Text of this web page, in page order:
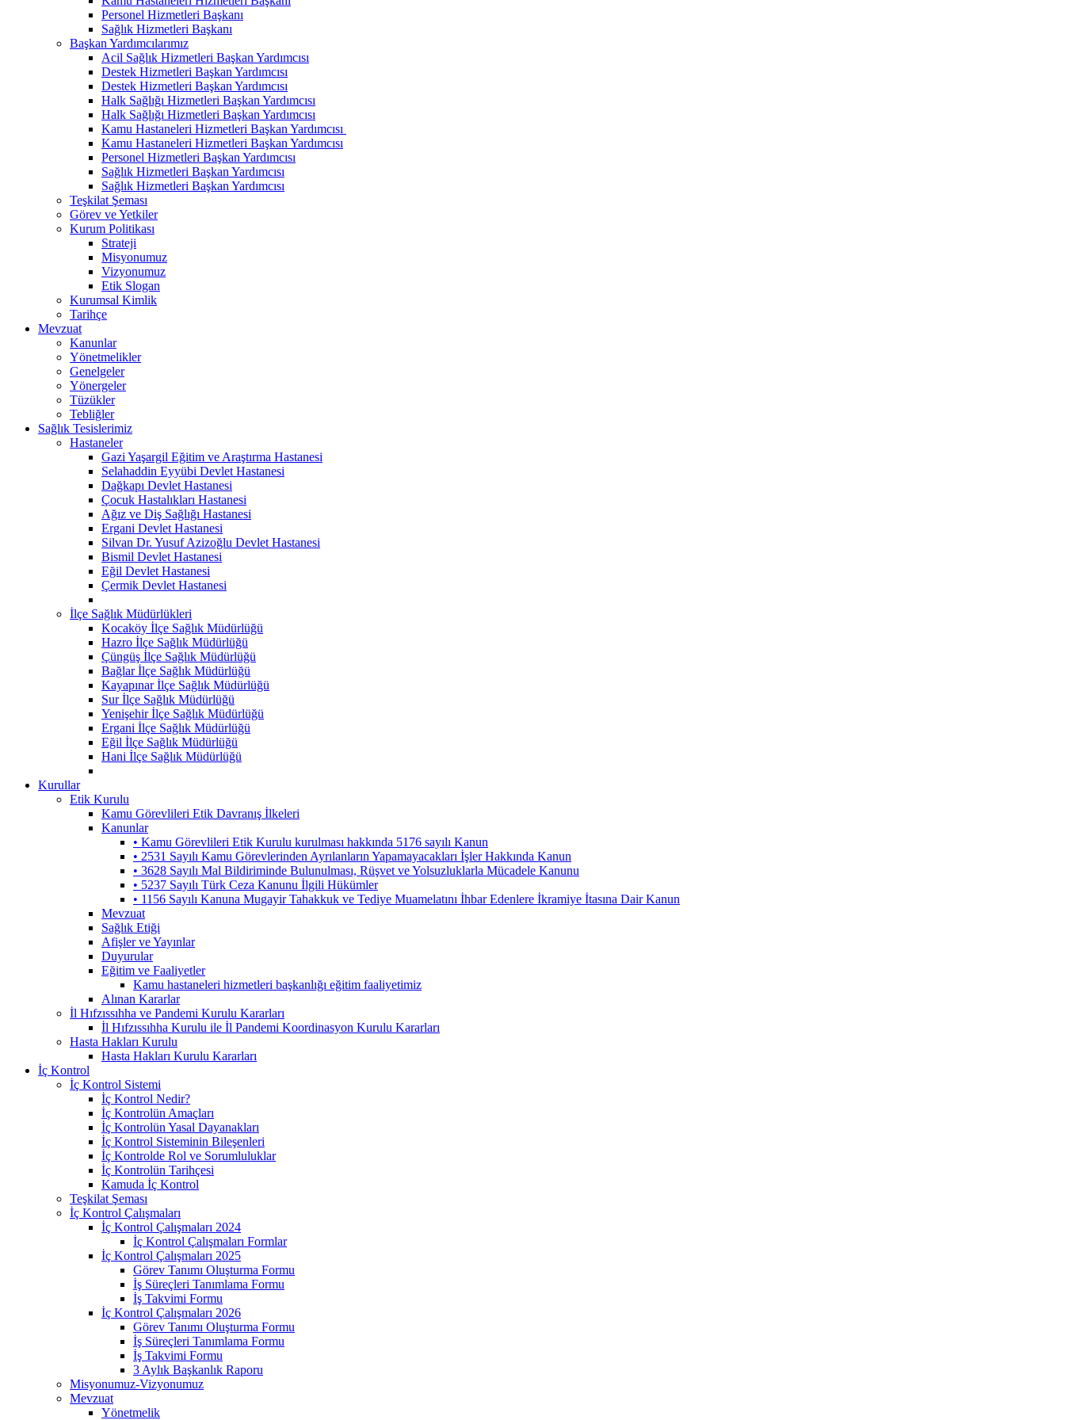
Personel Hizmetleri Başkanı
Sağlık Hizmetleri Başkanı
Başkan Yardımcılarımız
Acil Sağlık Hizmetleri Başkan Yardımcısı
Destek Hizmetleri Başkan Yardımcısı
Destek Hizmetleri Başkan Yardımcısı
Halk Sağlığı Hizmetleri Başkan Yardımcısı
Halk Sağlığı Hizmetleri Başkan Yardımcısı
Kamu Hastaneleri Hizmetleri Başkan Yardımcısı ​
Kamu Hastaneleri Hizmetleri Başkan Yardımcısı
Personel Hizmetleri Başkan Yardımcısı
Sağlık Hizmetleri Başkan Yardımcısı
Sağlık Hizmetleri Başkan Yardımcısı
Teşkilat Şeması
Görev ve Yetkiler
Kurum Politikası
Strateji
Misyonumuz
Vizyonumuz
Etik Slogan
Kurumsal Kimlik
Tarihçe
Mevzuat
Kanunlar
Yönetmelikler
Genelgeler
Yönergeler
Tüzükler
Tebliğler
Sağlık Tesislerimiz
Hastaneler
Gazi Yaşargil Eğitim ve Araştırma Hastanesi
Selahaddin Eyyübi Devlet Hastanesi
Dağkapı Devlet Hastanesi
Çocuk Hastalıkları Hastanesi
Ağız ve Diş Sağlığı Hastanesi
Ergani Devlet Hastanesi
Silvan Dr. Yusuf Azizoğlu Devlet Hastanesi
Bismil Devlet Hastanesi
Eğil Devlet Hastanesi
Çermik Devlet Hastanesi
İlçe Sağlık Müdürlükleri
Kocaköy İlçe Sağlık Müdürlüğü
Hazro İlçe Sağlık Müdürlüğü
Çüngüş İlçe Sağlık Müdürlüğü
Bağlar İlçe Sağlık Müdürlüğü
Kayapınar İlçe Sağlık Müdürlüğü
Sur İlçe Sağlık Müdürlüğü
Yenişehir İlçe Sağlık Müdürlüğü
Ergani İlçe Sağlık Müdürlüğü
Eğil İlçe Sağlık Müdürlüğü
Hani İlçe Sağlık Müdürlüğü
Kurullar
Etik Kurulu
Kamu Görevlileri Etik Davranış İlkeleri
Kanunlar
• Kamu Görevlileri Etik Kurulu kurulması hakkında 5176 sayılı Kanun
• 2531 Sayılı Kamu Görevlerinden Ayrılanların Yapamayacakları İşler Hakkında Kanun
• 3628 Sayılı Mal Bildiriminde Bulunulması, Rüşvet ve Yolsuzluklarla Mücadele Kanunu
• 5237 Sayılı Türk Ceza Kanunu İlgili Hükümler
• 1156 Sayılı Kanuna Mugayir Tahakkuk ve Tediye Muamelatını İhbar Edenlere İkramiye İtasına Dair Kanun
Mevzuat
Sağlık Etiği
Afişler ve Yayınlar
Duyurular
Eğitim ve Faaliyetler
Kamu hastaneleri hizmetleri başkanlığı eğitim faaliyetimiz
Alınan Kararlar
İl Hıfzıssıhha ve Pandemi Kurulu Kararları
İl Hıfzıssıhha Kurulu ile İl Pandemi Koordinasyon Kurulu Kararları
Hasta Hakları Kurulu
Hasta Hakları Kurulu Kararları
İç Kontrol
İç Kontrol Sistemi
İç Kontrol Nedir?
İç Kontrolün Amaçları
İç Kontrolün Yasal Dayanakları
İç Kontrol Sisteminin Bileşenleri
İç Kontrolde Rol ve Sorumluluklar
İç Kontrolün Tarihçesi
Kamuda İç Kontrol
Teşkilat Şeması
İç Kontrol Çalışmaları
İç Kontrol Çalışmaları 2024
İç Kontrol Çalışmaları Formlar
İç Kontrol Çalışmaları 2025
Görev Tanımı Oluşturma Formu
İş Süreçleri Tanımlama Formu
İş Takvimi Formu
İç Kontrol Çalışmaları 2026
Görev Tanımı Oluşturma Formu
İş Süreçleri Tanımlama Formu
İş Takvimi Formu
3 Aylık Başkanlık Raporu
Misyonumuz-Vizyonumuz
Mevzuat
Yönetmelik